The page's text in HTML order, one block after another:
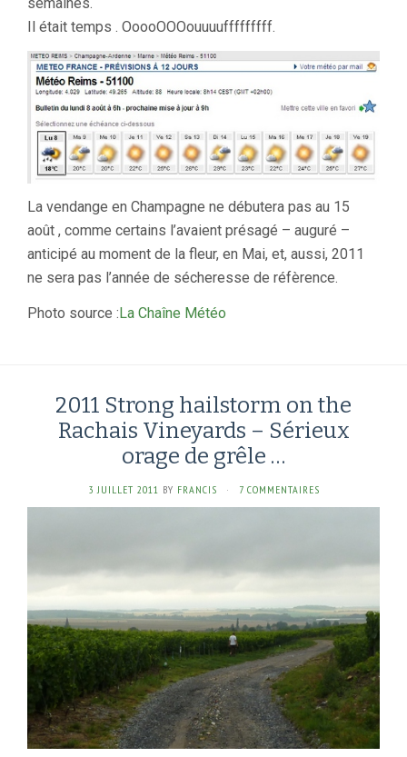
Il était temps . OoooOOOouuuufffffffff.
La vendange en Champagne ne débutera pas au 15
août , comme certains l’avaient présagé – auguré –
anticipé au moment de la fleur, en Mai, et, aussi, 2011
ne sera pas l’année de sécheresse de réfèrence.
Photo source :La Chaîne Météo
2011 Strong hailstorm on the
Rachais Vineyards – Sérieux
orage de grêle …
3 JUILLET 2011 BY FRANCIS · 7 COMMENTAIRES